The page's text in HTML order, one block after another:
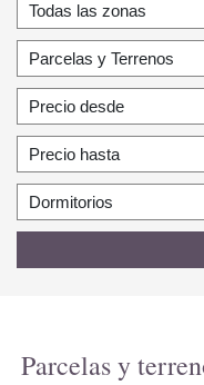
Todas las zonas
Parcelas y Terrenos
Precio desde
Precio hasta
Dormitorios
Parcelas y